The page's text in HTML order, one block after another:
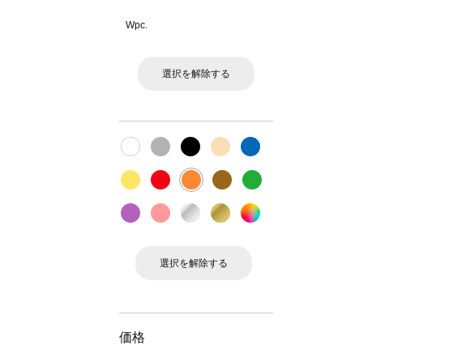
Wpc.
選択を解除する
選択を解除する
価格